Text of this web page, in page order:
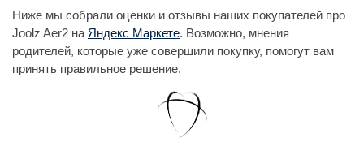
Ниже мы собрали оценки и отзывы наших покупателей про
Joolz Aer2 на Яндекс Маркете. Возможно, мнения
родителей, которые уже совершили покупку, помогут вам
принять правильное решение.